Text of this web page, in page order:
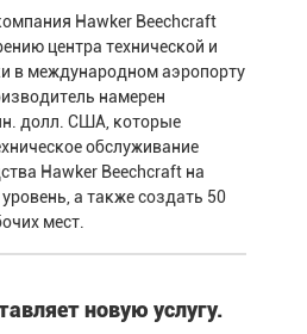
Hawker Beechcraft
центра технической и
в международном аэропорту
намерен
долл. США, которые
обслуживание
Hawker Beechcraft на
а также создать 50
мест.
новую услугу.